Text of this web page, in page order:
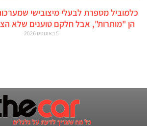
כלמוביל מספרת לבעלי מיצובישי
הן "מותרות", אבל חלקם טוענים שלא
5 באוגוסט 2026